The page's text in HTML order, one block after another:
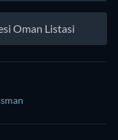
Oman Listasi